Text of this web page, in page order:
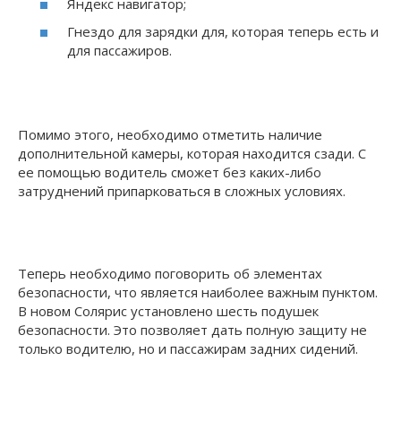
Гнездо для зарядки для, которая теперь есть и
для пассажиров.
Помимо этого, необходимо отметить наличие
дополнительной камеры, которая находится сзади. С
ее помощью водитель сможет без каких-либо
затруднений припарковаться в сложных условиях.
Теперь необходимо поговорить об элементах
безопасности, что является наиболее важным пунктом.
В новом Солярис установлено шесть подушек
безопасности. Это позволяет дать полную защиту не
только водителю, но и пассажирам задних сидений.